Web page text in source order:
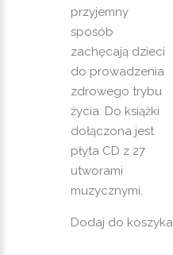
przyjemny
sposób
zachęcają dzieci
do prowadzenia
zdrowego trybu
życia. Do książki
dołączona jest
płyta CD z 27
utworami
muzycznymi.
Dodaj do koszyka